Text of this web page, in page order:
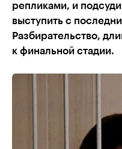
репликами, и
выступить с
Разбирательство,
к финальной стадии.